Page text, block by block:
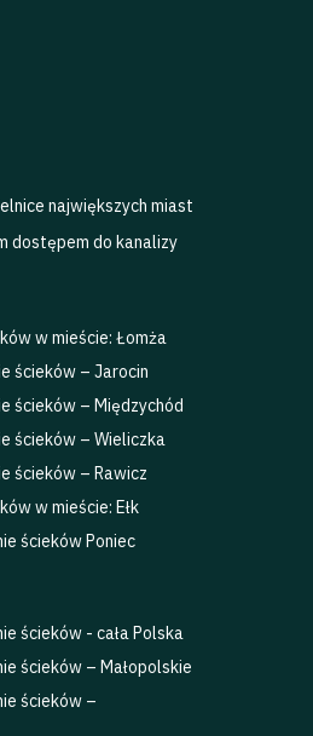
największych miast
dostępem do kanalizy
w mieście: Łomża
ścieków – Jarocin
ścieków – Międzychód
ścieków – Wieliczka
ścieków – Rawicz
w mieście: Ełk
ścieków Poniec
ścieków - cała Polska
ścieków – Małopolskie
ścieków –